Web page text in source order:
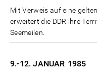
Mit Verweis auf eine
erweitert die DDR ihre
Seemeilen.
9.-12. JANUAR 1985